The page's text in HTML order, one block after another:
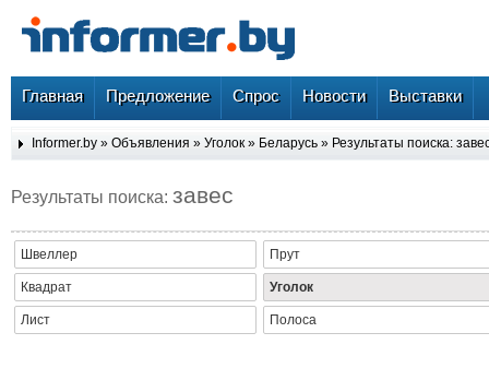
Главная Предложение Спрос Новости Выставки
Informer.by » Объявления » Уголок» Беларусь » Результаты поиска:
Результаты поиска: завес
Швеллер Прут
Квадрат Уголок
Лист Полоса